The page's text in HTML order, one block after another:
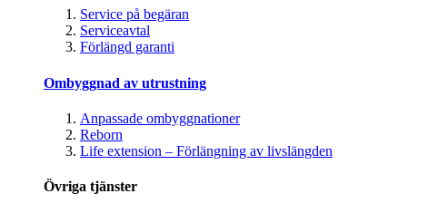
Service på begäran
Serviceavtal
Förlängd garanti
Ombyggnad av utrustning
Anpassade ombyggnationer
Reborn
Life extension – Förlängning av livslängden
Övriga tjänster